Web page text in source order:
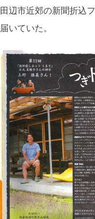
田辺市近郊の新聞折込
届いていた。